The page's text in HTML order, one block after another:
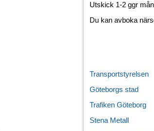
Utskick 1-2 ggr
Du kan avboka
Transportstyrelsen
Göteborgs stad
Trafiken Göteborg
Stena Metall